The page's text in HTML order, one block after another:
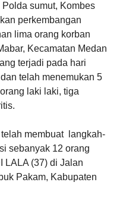
sumut, Kombes
perkembangan
lima orang korban
Kecamatan Medan
terjadi pada hari
telah menemukan 5
laki laki, tiga
membuat
langkah-
sebanyak 12 orang
LALA (37) di Jalan
Pakam, Kabupaten